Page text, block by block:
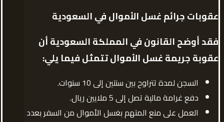
عقوبات جرائم غسل الأموال في السعودية
فقد أوضح القانون فيالمملكة السعودية أن
عقوبة جريمة غسل الأموال تتمثل فيما يلي:
السجن لمدة تتراوح بين سنتين إلى 10 سنوات.
دفع غرامة مالية تصل إلى 5 ملايين ريال.
العمل على منع المتهم بغسل الأموال من السفر بعدد